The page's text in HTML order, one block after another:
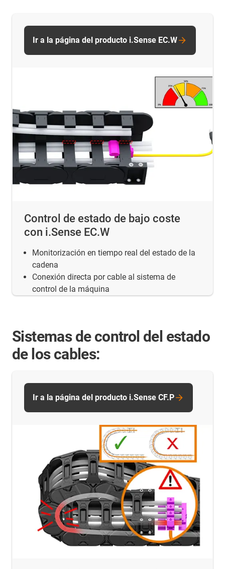
Control de estado de bajo coste
con i.Sense EC.W
Monitorización en tiempo real del estado de la
cadena
Conexión directa por cable al sistema de
control de la máquina
Ir a la página del producto i.Sense EC.W
Sistemas de control del estado
de los cables:
Ir a la página del producto i.Sense CF.P